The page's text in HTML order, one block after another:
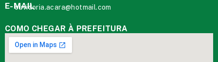
E-MAIL
ouvidoria.acara@hotmail.com
COMO CHEGAR À PREFEITURA